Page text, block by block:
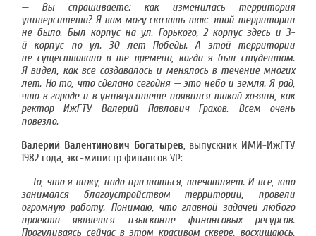
— Вы спрашиваете: как изменилась территория
университета? Я вам могу сказать так: этой территории
не было. Был корпус на ул. Горького, 2 корпус здесь и 3-
й корпус по ул. 30 лет Победы. А этой территории
не существовало в те времена, когда я был студентом.
Я видел, как все создавалось и менялось в течение многих
лет. Но то, что сделано сегодня — это небо и земля. Я рад,
что в городе и в университете появился такой хозяин, как
ректор ИжГТУ Валерий Павлович Грахов. Всем очень
повезло.
Валерий Валентинович Богатырев, выпускник ИМИ-ИжГТУ
1982 года, экс-министр финансов УР:
— То, что я вижу, надо признаться, впечатляет. И все, кто
занимался благоустройством территории, провели
огромную работу. Понимаю, что главной задачей любого
проекта является изыскание финансовых ресурсов.
Прогуливаясь сейчас в этом красивом сквере, восхищаюсь,